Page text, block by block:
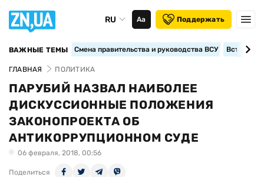
RU Аа Поддержать
ВАЖНЫЕ ТЕМЫ Смена правительства и руководства ВСУ
ГЛАВНАЯ ПОЛИТИКА
ПАРУБИЙ НАЗВАЛ НАИБОЛЕЕ
ДИСКУССИОННЫЕ ПОЛОЖЕНИЯ
ЗАКОНОПРОЕКТА ОБ
АНТИКОРРУПЦИОННОМ СУДЕ
06 февраля, 2018, 00:56
Поделиться